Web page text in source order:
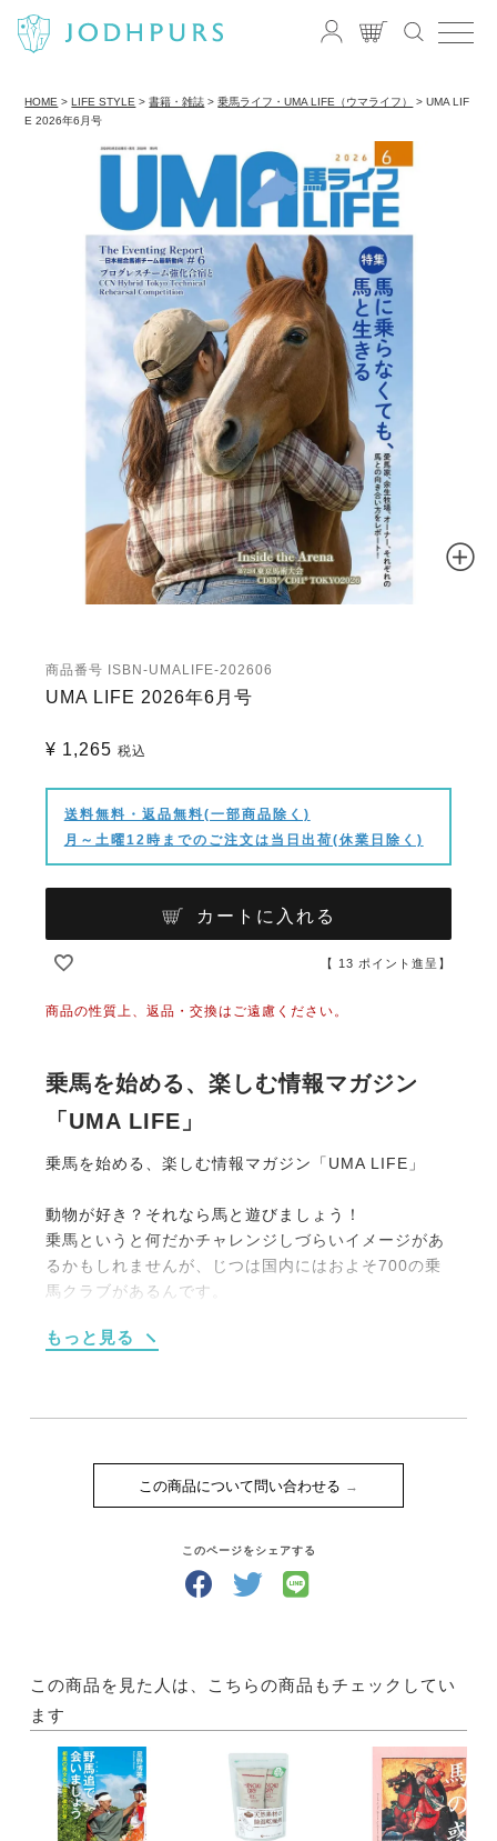
HOME LIFE STYLE 書籍・雑誌 乗馬ライフ・UMA LIFE（ウマライフ）
UMA LIF
E 2026年6月号
商品番号 ISBN-UMALIFE-202606
UMA LIFE 2026年6月号
¥ 1,265 税込
送料無料・返品無料(一部商品除く)
月～土曜12時までのご注文は当日出荷(休業日除く)
カートに入れる
【 13 ポイント進呈】
商品の性質上、返品・交換はご遠慮ください。
乗馬を始める、楽しむ情報マガジン
「UMA LIFE」
乗馬を始める、楽しむ情報マガジン「UMA LIFE」
動物が好き？それなら馬と遊びましょう！
乗馬というと何だかチャレンジしづらいイメージがあ
るかもしれませんが、じつは国内にはおよそ700の乗
馬クラブがあるんです。
【２】海や山、草原を馬でお散歩する《外乗》をメイ
たとえば4回のレッスンがセットになった体験乗馬教
（1時間10,000円程度）などなど。
そうして馬と仲良くなったら、馬と遊ぶ楽しみが膨ら
どんな風にして遊びましょう？「UMA LIFE」には、
馬と過ごす時間が楽しくなるような国内外の情報が満
をサポートします！
・サイズ A4判
・出版社 メトロポリタンプレス
【内容】
●特集 馬に乗らなくても、馬と生きる
もっと見る
この商品について問い合わせる
このページをシェアする
この商品を見た人は、こちらの商品もチェックしてい
ます